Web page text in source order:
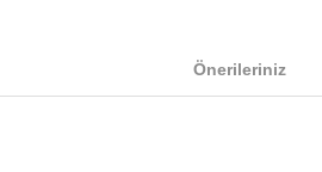
Önerileriniz